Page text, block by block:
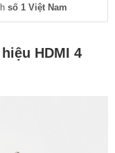
số 1 Việt Nam
HDMI 4